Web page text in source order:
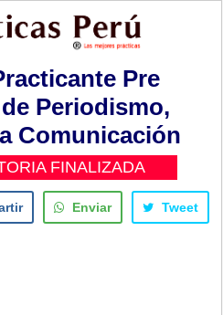
Pre
Periodismo,
Comunicación
FINALIZADA
Enviar Tweet